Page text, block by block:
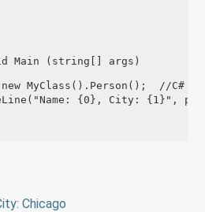
Main (string[] args)
MyClass().Person();  //C# 还是
{0}, City: {1}",
Chicago